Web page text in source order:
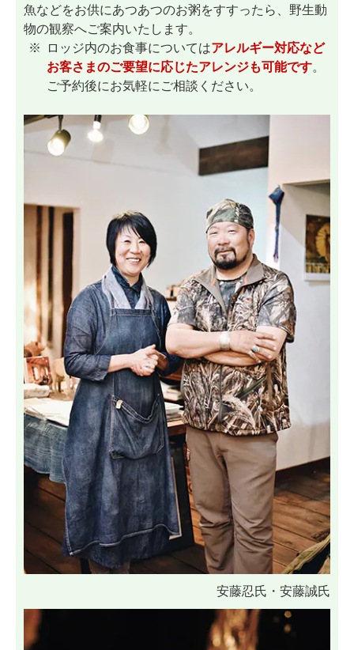
魚などをお供にあつあつのお粥をすすったら、野生動
物の観察へご案内いたします。
ロッジ内のお食事についてはアレルギー対応など
お客さまのご要望に応じたアレンジも可能です。
ご予約後にお気軽にご相談ください。
安藤忍氏・安藤誠氏